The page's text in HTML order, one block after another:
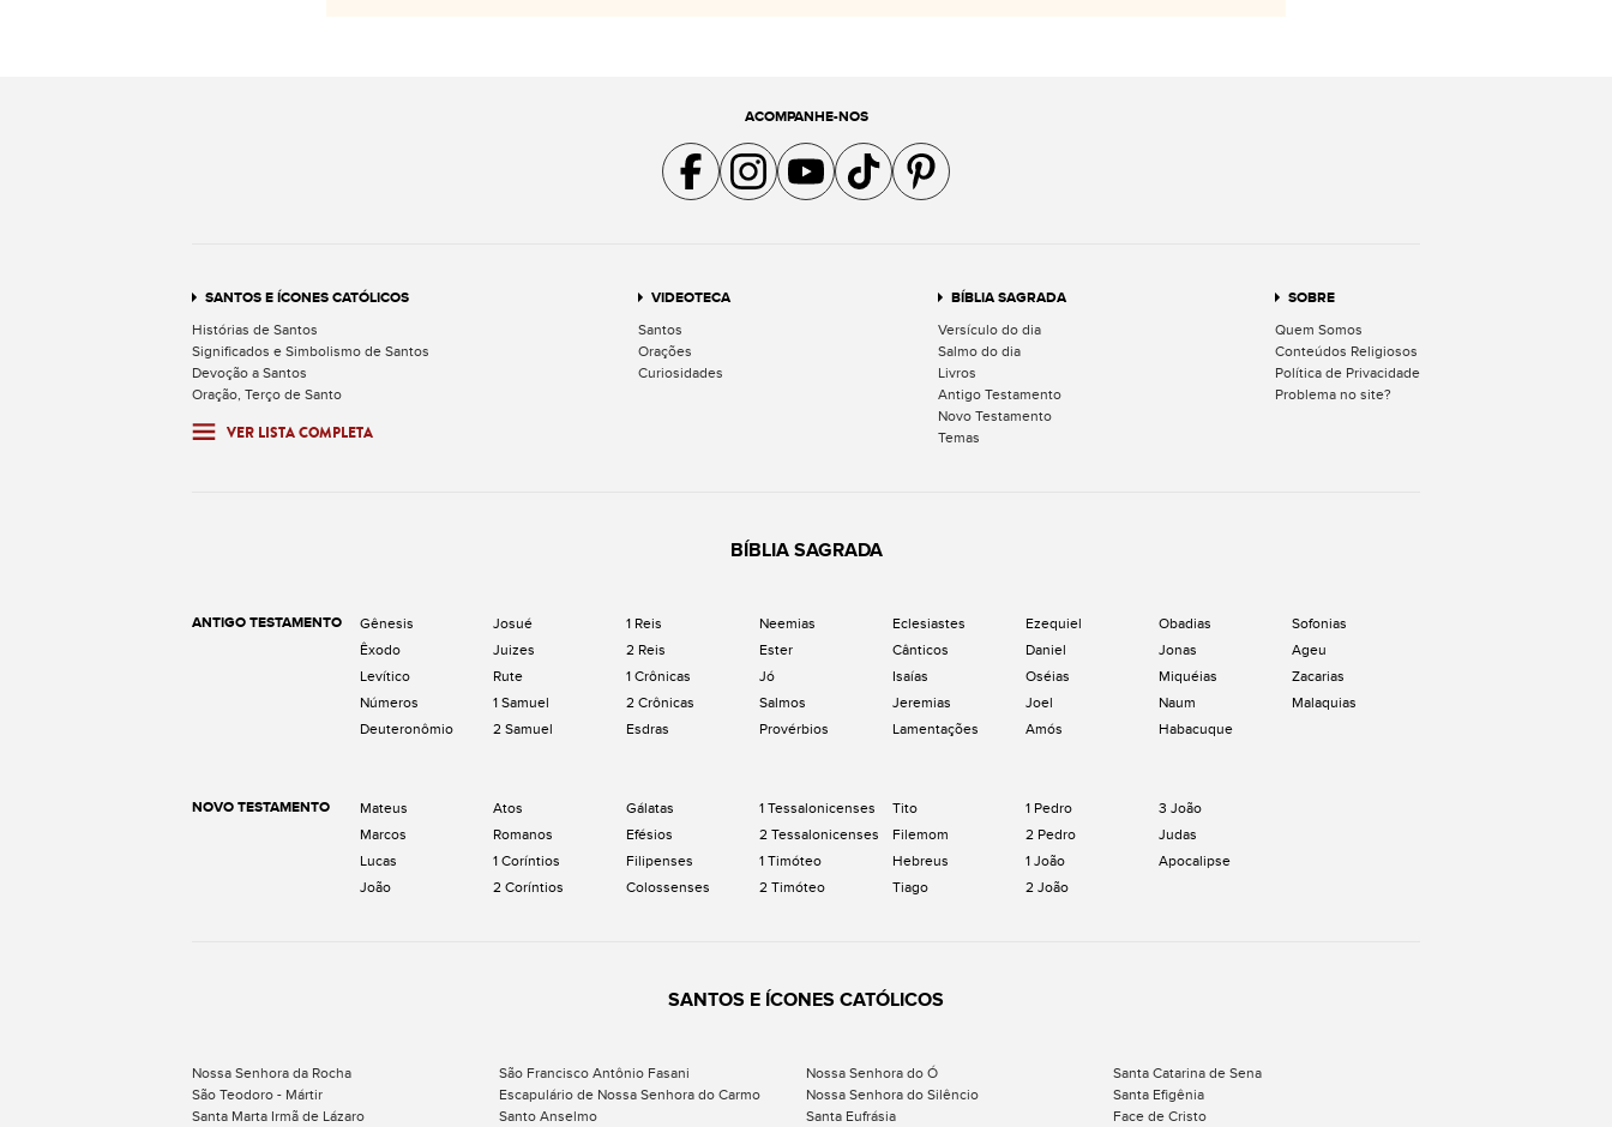
ACOMPANHE-NOS
Acompanhe a gente no Facebook
Acompanhe a gente no Instagram
Acompanhe a gente no YouTube
Acompanhe a gente no TikTok
Acompanhe a gente no Pinterest
SANTOS E ÍCONES CATÓLICOS
Histórias de Santos
Significados e Simbolismo de Santos
Devoção a Santos
Oração, Terço de Santo
VER LISTA COMPLETA
VIDEOTECA
Santos
Orações
Curiosidades
BÍBLIA SAGRADA
Versículo do dia
Salmo do dia
Livros
Antigo Testamento
Novo Testamento
Temas
SOBRE
Quem Somos
Conteúdos Religiosos
Política de Privacidade
Problema no site?
BÍBLIA SAGRADA
ANTIGO TESTAMENTO
Gênesis
Êxodo
Levítico
Números
Deuteronômio
Josué
Juizes
Rute
1 Samuel
2 Samuel
1 Reis
2 Reis
1 Crônicas
2 Crônicas
Esdras
Neemias
Ester
Jó
Salmos
Provérbios
Eclesiastes
Cânticos
Isaías
Jeremias
Lamentações
Ezequiel
Daniel
Oséias
Joel
Amós
Obadias
Jonas
Miquéias
Naum
Habacuque
Sofonias
Ageu
Zacarias
Malaquias
NOVO TESTAMENTO
Mateus
Marcos
Lucas
João
Atos
Romanos
1 Coríntios
2 Coríntios
Gálatas
Efésios
Filipenses
Colossenses
1 Tessalonicenses
2 Tessalonicenses
1 Timóteo
2 Timóteo
Tito
Filemom
Hebreus
Tiago
1 Pedro
2 Pedro
1 João
2 João
3 João
Judas
Apocalipse
SANTOS E ÍCONES CATÓLICOS
Nossa Senhora da Rocha São Francisco Antônio Fasani Nossa Senhora do Ó
Santa Catarina de Sena
São Teodoro - Mártir
Escapulário de Nossa Senhora do Carmo Nossa Senhora do Silêncio
Santa Efigênia
Santa Marta Irmã de Lázaro
Santo Anselmo Santa Eufrásia Face de Cristo